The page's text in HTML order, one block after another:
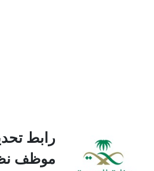
رابط
موظف